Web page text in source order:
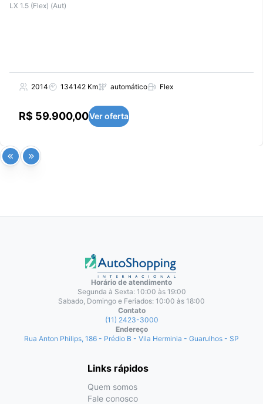
LX 1.5 (Flex) (Aut)
2014 134142 Km automático Flex
R$ 59.900,00Ver oferta
Horário de atendimento
Segunda à Sexta: 10:00 às 19:00
Sabado, Domingo e Feriados: 10:00 às 18:00
Contato
(11) 2423-3000
Endereço
Rua Anton Philips, 186 - Prédio B - Vila Herminia - Guarulhos - SP
Links rápidos
Quem somos
Fale conosco